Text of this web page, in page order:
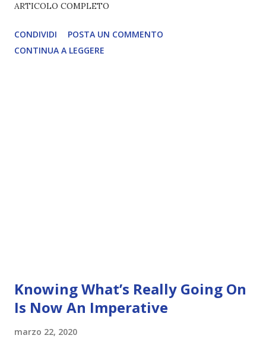
ARTICOLO COMPLETO
CONDIVIDI
POSTA UN COMMENTO
CONTINUA A LEGGERE
Knowing What’s Really Going On
Is Now An Imperative
marzo 22, 2020